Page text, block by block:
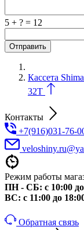
5 + ? = 12
Кассета
32T
Контакты
+7(916)031-76-
Режим работы
ПН - СБ: с 10:00
ВС: с 11:00 до
Обратная связь